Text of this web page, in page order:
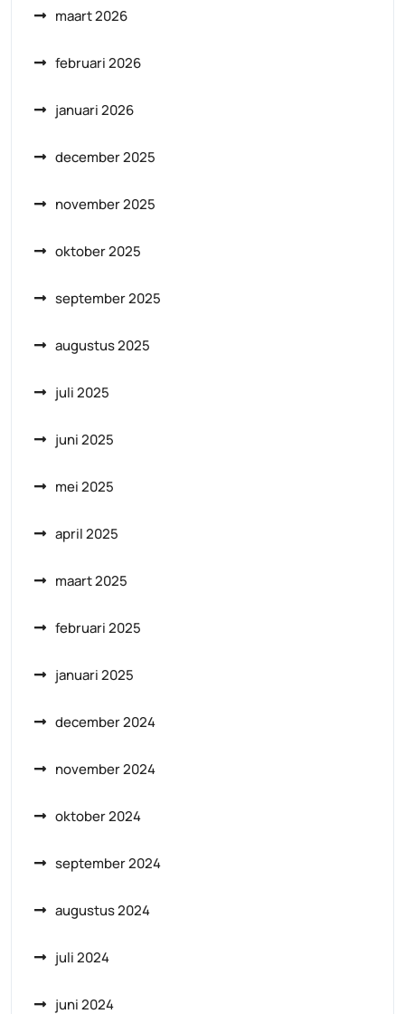
maart 2026
februari 2026
januari 2026
december 2025
november 2025
oktober 2025
september 2025
augustus 2025
juli 2025
juni 2025
mei 2025
april 2025
maart 2025
februari 2025
januari 2025
december 2024
november 2024
oktober 2024
september 2024
augustus 2024
juli 2024
juni 2024